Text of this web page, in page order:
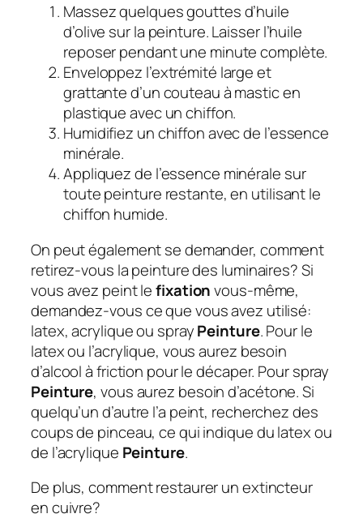
Massez quelques gouttes d’huile
d’olive sur la peinture. Laisser l’huile
reposer pendant une minute complète.
Enveloppez l’extrémité large et
grattante d’un couteau à mastic en
plastique avec un chiffon.
Humidifiez un chiffon avec de l’essence
minérale.
Appliquez de l’essence minérale sur
toute peinture restante, en utilisant le
chiffon humide.
On peut également se demander, comment
retirez-vous la peinture des luminaires?Si
vous avez peint lefixationvous-même,
demandez-vous ce que vous avez utilisé:
latex, acrylique ou sprayPeinture. Pour le
latex ou l’acrylique, vous aurez besoin
d’alcool à friction pour le décaper. Pour spray
Peinture, vous aurez besoin d’acétone. Si
quelqu’un d’autre l’a peint, recherchez des
coups de pinceau, ce qui indique du latex ou
de l’acrylique Peinture.
De plus, comment restaurer un extincteur
en cuivre?